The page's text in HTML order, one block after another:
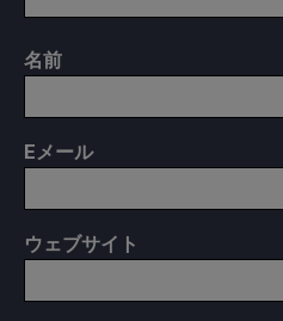
名前
Eメール
ウェブサイト